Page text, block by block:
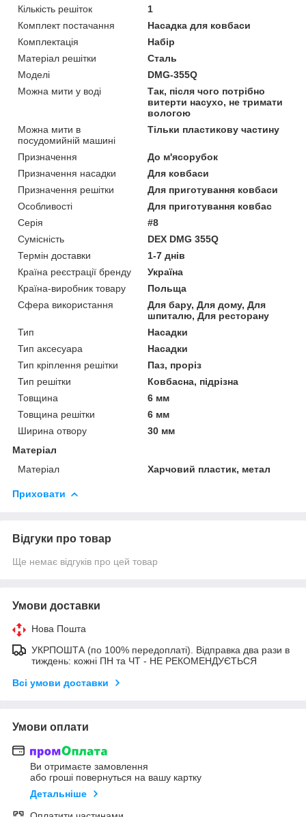
Кількість решіток
1
Комплект постачання
Насадка для ковбаси
Комплектація
Набір
Матеріал решітки
Сталь
Моделі
DMG-355Q
Можна мити у воді
Так, після чого потрібно
витерти насухо, не тримати
вологою
Можна мити в
посудомийній машині
Тільки пластикову частину
Призначення
До м'ясорубок
Призначення насадки
Для ковбаси
Призначення решітки
Для приготування ковбаси
Особливості
Для приготування ковбас
Серія
#8
Сумісність
DEX DMG 355Q
Термін доставки
1-7 днів
Країна реєстрації бренду
Україна
Країна-виробник товару
Польща
Сфера використання
Для бару, Для дому, Для
шпиталю, Для ресторану
Тип
Насадки
Тип аксесуара
Насадки
Тип кріплення решітки
Паз, проріз
Тип решітки
Ковбасна, підрізна
Товщина
6 мм
Товщина решітки
6 мм
Ширина отвору
30 мм
Матеріал
Матеріал
Харчовий пластик, метал
Приховати
Відгуки про товар
Ще немає відгуків про цей товар
Умови доставки
Нова Пошта
УКРПОШТА (по 100% передоплаті). Відправка два рази в
тиждень: кожні ПН та ЧТ - НЕ РЕКОМЕНДУЄТЬСЯ
Всі умови доставки
Умови оплати
Ви отримаєте замовлення
або гроші повернуться на вашу картку
Детальніше